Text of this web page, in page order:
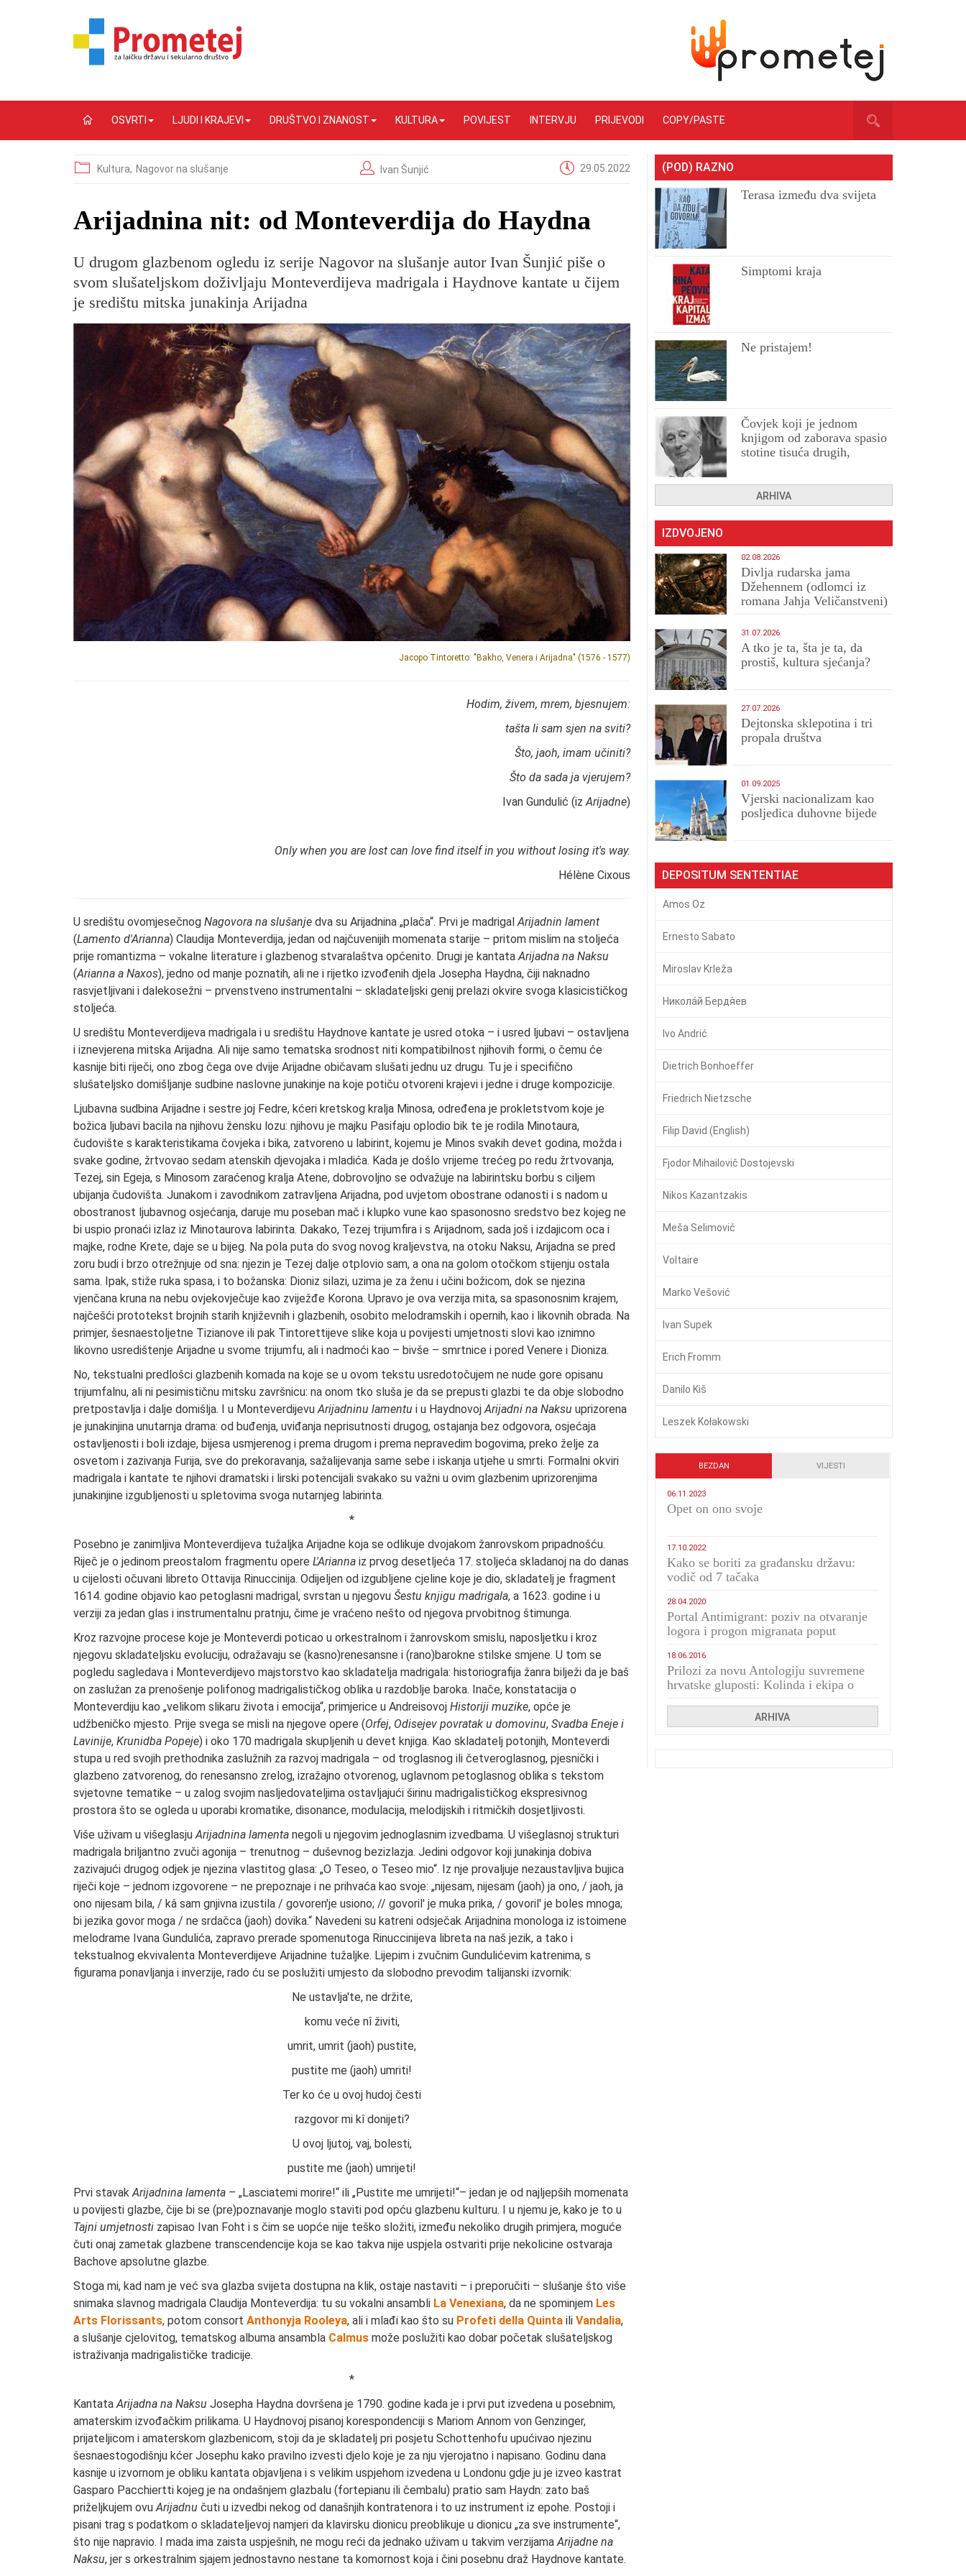
OSVRTI LJUDI I KRAJEVI DRUŠTVO I ZNANOST KULTURA POVIJEST INTERVJU PRIJEVODI COPY/PASTE
Kultura, Nagovor na slušanje Ivan Šunjić 29.05.2022
​Arijadnina nit: od Monteverdija do Haydna
U drugom glazbenom ogledu iz serije Nagovor na slušanje autor Ivan Šunjić piše o
svom slušateljskom doživljaju Monteverdijeva madrigala i Haydnove kantate u čijem
je središtu mitska junakinja Arijadna
Jacopo Tintoretto: "Bakho, Venera i Arijadna" (1576 - 1577)
Hodim, živem, mrem, bjesnujem:
tašta li sam sjen na sviti?
Što, jaoh, imam učiniti?
Što da sada ja vjerujem?
Ivan Gundulić (izArijadne)
Only when you are lost can love find itself in you without losing it's way.
Hélène Cixous
U središtu ovomjesečnog Nagovora na slušanje dva su Arijadnina „plača“. Prvi je madrigal Arijadnin lament
(Lamento d'Arianna) Claudija Monteverdija, jedan od najčuvenijih momenata starije – pritom mislim na stoljeća
prije romantizma – vokalne literature i glazbenog stvaralaštva općenito. Drugi je kantata Arijadna na Naksu
(Arianna a Naxos), jedno od manje poznatih, ali ne i rijetko izvođenih djela Josepha Haydna, čiji naknadno
rasvjetljivani i dalekosežni – prvenstveno instrumentalni – skladateljski genij prelazi okvire svoga klasicističkog
stoljeća.
U središtu Monteverdijeva madrigala i u središtu Haydnove kantate je usred otoka – i usred ljubavi – ostavljena
i iznevjerena mitska Arijadna. Ali nije samo tematska srodnost niti kompatibilnost njihovih formi, o čemu će
kasnije biti riječi, ono zbog čega ove dvije Arijadne običavam slušati jednu uz drugu. Tu je i specifično
slušateljsko domišljanje sudbine naslovne junakinje na koje potiču otvoreni krajevi i jedne i druge kompozicije.
Ljubavna sudbina Arijadne i sestre joj Fedre, kćeri kretskog kralja Minosa, određena je prokletstvom koje je
božica ljubavi bacila na njihovu žensku lozu: njihovu je majku Pasifaju oplodio bik te je rodila Minotaura,
čudovište s karakteristikama čovjeka i bika, zatvoreno u labirint, kojemu je Minos svakih devet godina, možda i
svake godine, žrtvovao sedam atenskih djevojaka i mladića. Kada je došlo vrijeme trećeg po redu žrtvovanja,
Tezej, sin Egeja, s Minosom zaraćenog kralja Atene, dobrovoljno se odvažuje na labirintsku borbu s ciljem
ubijanja čudovišta. Junakom i zavodnikom zatravljena Arijadna, pod uvjetom obostrane odanosti i s nadom u
obostranost ljubavnog osjećanja, daruje mu poseban mač i klupko vune kao spasonosno sredstvo bez kojeg ne
bi uspio pronaći izlaz iz Minotaurova labirinta. Dakako, Tezej trijumfira i s Arijadnom, sada još i izdajicom oca i
majke, rodne Krete, daje se u bijeg. Na pola puta do svog novog kraljevstva, na otoku Naksu, Arijadna se pred
zoru budi i brzo otrežnjuje od sna: njezin je Tezej dalje otplovio sam, a ona na golom otočkom stijenju ostala
sama. Ipak, stiže ruka spasa, i to božanska: Dioniz silazi, uzima je za ženu i učini božicom, dok se njezina
vjenčana kruna na nebu ovjekovječuje kao zviježđe Korona. Upravo je ova verzija mita, sa spasonosnim krajem,
najčešći prototekst brojnih starih književnih i glazbenih, osobito melodramskih i opernih, kao i likovnih obrada. Na
primjer, šesnaestoljetne Tizianove ili pak Tintorettijeve slike koja u povijesti umjetnosti slovi kao iznimno
likovno usredištenje Arijadne u svome trijumfu, ali i nadmoći kao – bivše – smrtnice i pored Venere i Dioniza.
No, tekstualni predlošci glazbenih komada na koje se u ovom tekstu usredotočujem ne nude gore opisanu
trijumfalnu, ali ni pesimističnu mitsku završnicu: na onom tko sluša je da se prepusti glazbi te da obje slobodno
pretpostavlja i dalje domišlja. I u Monteverdijevu Arijadninu lamentu i u Haydnovoj Arijadni na Naksu uprizorena
je junakinjina unutarnja drama: od buđenja, uviđanja neprisutnosti drugog, ostajanja bez odgovora, osjećaja
ostavljenosti i boli izdaje, bijesa usmjerenog i prema drugom i prema nepravedim bogovima, preko želje za
osvetom i zazivanja Furija, sve do prekoravanja, sažalijevanja same sebe i iskanja utjehe u smrti. Formalni okviri
madrigala i kantate te njihovi dramatski i lirski potencijali svakako su važni u ovim glazbenim uprizorenjima
junakinjine izgubljenosti u spletovima svoga nutarnjeg labirinta.
*
Posebno je zanimljiva Monteverdijeva tužaljka Arijadne koja se odlikuje dvojakom žanrovskom pripadnošću.
Riječ je o jedinom preostalom fragmentu opere L'Arianna iz prvog desetljeća 17. stoljeća skladanoj na do danas
u cijelosti očuvani libreto Ottavija Rinuccinija. Odijeljen od izgubljene cjeline koje je dio, skladatelj je fragment
1614. godine objavio kao petoglasni madrigal, svrstan u njegovu Šestu knjigu madrigala, a 1623. godine i u
verziji za jedan glas i instrumentalnu pratnju, čime je vraćeno nešto od njegova prvobitnog štimunga.
Kroz razvojne procese koje je Monteverdi poticao u orkestralnom i žanrovskom smislu, naposljetku i kroz
njegovu skladateljsku evoluciju, odražavaju se (kasno)renesansne i (rano)barokne stilske smjene. U tom se
pogledu sagledava i Monteverdijevo majstorstvo kao skladatelja madrigala: historiografija žanra bilježi da je baš
on zaslužan za prenošenje polifonog madrigalističkog oblika u razdoblje baroka. Inače, konstatacija o
Monteverdiju kao „velikom slikaru života i emocija“, primjerice u Andreisovoj Historiji muzike, opće je
udžbeničko mjesto. Prije svega se misli na njegove opere (Orfej, Odisejev povratak u domovinu, Svadba Eneje i
Lavinije, Krunidba Popeje) i oko 170 madrigala skupljenih u devet knjiga. Kao skladatelj potonjih, Monteverdi
stupa u red svojih prethodnika zaslužnih za razvoj madrigala – od troglasnog ili četveroglasnog, pjesnički i
glazbeno zatvorenog, do renesansno zrelog, izražajno otvorenog, uglavnom petoglasnog oblika s tekstom
svjetovne tematike – u zalog svojim nasljedovateljima ostavljajući širinu madrigalističkog ekspresivnog
prostora što se ogleda u uporabi kromatike, disonance, modulacija, melodijskih i ritmičkih dosjetljivosti.
Više uživam u višeglasju Arijadnina lamenta negoli u njegovim jednoglasnim izvedbama. U višeglasnoj strukturi
madrigala briljantno zvuči agonija – trenutnog – duševnog bezizlazja. Jedini odgovor koji junakinja dobiva
zazivajući drugog odjek je njezina vlastitog glasa: „O Teseo, o Teseo mio“. Iz nje provaljuje nezaustavljiva bujica
riječi koje – jednom izgovorene – ne prepoznaje i ne prihvaća kao svoje: „nijesam, nijesam (jaoh) ja ono, / jaoh, ja
ono nijesam bila, / kâ sam gnjivna izustila / govoren'je usiono; // govoril' je muka prika, / govoril' je boles mnoga;
bi jezika govor moga / ne srdačca (jaoh) dovika.“ Navedeni su katreni odsječak Arijadnina monologa iz istoimene
melodrame Ivana Gundulića, zapravo prerade spomenutoga Rinuccinijeva libreta na naš jezik, a tako i
tekstualnog ekvivalenta Monteverdijeve Arijadnine tužaljke. Lijepim i zvučnim Gundulićevim katrenima, s
figurama ponavljanja i inverzije, rado ću se poslužiti umjesto da slobodno prevodim talijanski izvornik:
Ne ustavlja'te, ne držite,
komu veće nî živiti,
umrit, umrit (jaoh) pustite,
pustite me (jaoh) umriti!
Ter ko će u ovoj hudoj česti
razgovor mi kî donijeti?
U ovoj ljutoj, vaj, bolesti,
pustite me (jaoh) umrijeti!
Prvi stavak Arijadnina lamenta – „Lasciatemi morire!“ ili „Pustite me umrijeti!“– jedan je od najljepših momenata
u povijesti glazbe, čije bi se (pre)poznavanje moglo staviti pod opću glazbenu kulturu. I u njemu je, kako je to u
Tajni umjetnosti zapisao Ivan Foht i s čim se uopće nije teško složiti, između nekoliko drugih primjera, moguće
čuti onaj zametak glazbene transcendencije koja se kao takva nije uspjela ostvariti prije nekolicine ostvaraja
Bachove apsolutne glazbe.
Stoga mi, kad nam je već sva glazba svijeta dostupna na klik, ostaje nastaviti – i preporučiti – slušanje što više
snimaka slavnog madrigala Claudija Monteverdija: tu su vokalni ansambli La Venexiana, da ne spominjem Les
Arts Florissants, potom consort Anthonyja Rooleya, ali i mlađi kao što su Profeti della Quinta ili Vandalia,
a slušanje cjelovitog, tematskog albuma ansambla Calmus može poslužiti kao dobar početak slušateljskog
istraživanja madrigalističke tradicije.
*
Kantata Arijadna na Naksu Josepha Haydna dovršena je 1790. godine kada je i prvi put izvedena u posebnim,
amaterskim izvođačkim prilikama. U Haydnovoj pisanoj korespondenciji s Mariom Annom von Genzinger,
prijateljicom i amaterskom glazbenicom, stoji da je skladatelj pri posjetu Schottenhofu upućivao njezinu
šesnaestogodišnju kćer Josephu kako pravilno izvesti djelo koje je za nju vjerojatno i napisano. Godinu dana
kasnije u izvornom je obliku kantata objavljena i s velikim uspjehom izvedena u Londonu gdje ju je izveo kastrat
Gasparo Pacchiertti kojeg je na ondašnjem glazbalu (fortepianu ili čembalu) pratio sam Haydn: zato baš
priželjkujem ovu Arijadnu čuti u izvedbi nekog od današnjih kontratenora i to uz instrument iz epohe. Postoji i
pisani trag s podatkom o skladateljevoj namjeri da klavirsku dionicu preoblikuje u dionicu „za sve instrumente“,
što nije napravio. I mada ima zaista uspješnih, ne mogu reći da jednako uživam u takvim verzijama Arijadne na
Naksu, jer s orkestralnim sjajem jednostavno nestane ta komornost koja i čini posebnu draž Haydnove kantate.
(POD) RAZNO
Terasa između dva svijeta
Simptomi kraja
Ne pristajem!
Čovjek koji je jednom
knjigom od zaborava spasio
stotine tisuća drugih,
ARHIVA
IZDVOJENO
02.08.2026
Divlja rudarska jama
Džehennem (odlomci iz
romana Jahja Veličanstveni)
31.07.2026
A tko je ta, šta je ta, da
prostiš, kultura sjećanja?
27.07.2026
Dejtonska sklepotina i tri
propala društva
01.09.2025
​Vjerski nacionalizam kao
posljedica duhovne bijede
DEPOSITUM SENTENTIAE
Amos Oz
Ernesto Sabato
Miroslav Krleža
Никола́й Бердя́ев
Ivo Andrić
Dietrich Bonhoeffer
Friedrich Nietzsche
Filip David (English)
Fjodor Mihailovič Dostojevski
Nikos Kazantzakis
Meša Selimović
Voltaire
Marko Vešović
Ivan Supek
Erich Fromm
Danilo Kiš
Leszek Kołakowski
BEZDAN VIJESTI
06.11.2023
​Opet on ono svoje
17.10.2022
Kako se boriti za građansku državu:
vodič od 7 tačaka
28.04.2020
Portal Antimigrant: poziv na otvaranje
logora i progon migranata poput
18.06.2016
Prilozi za novu Antologiju suvremene
hrvatske gluposti: Kolinda i ekipa o
ARHIVA